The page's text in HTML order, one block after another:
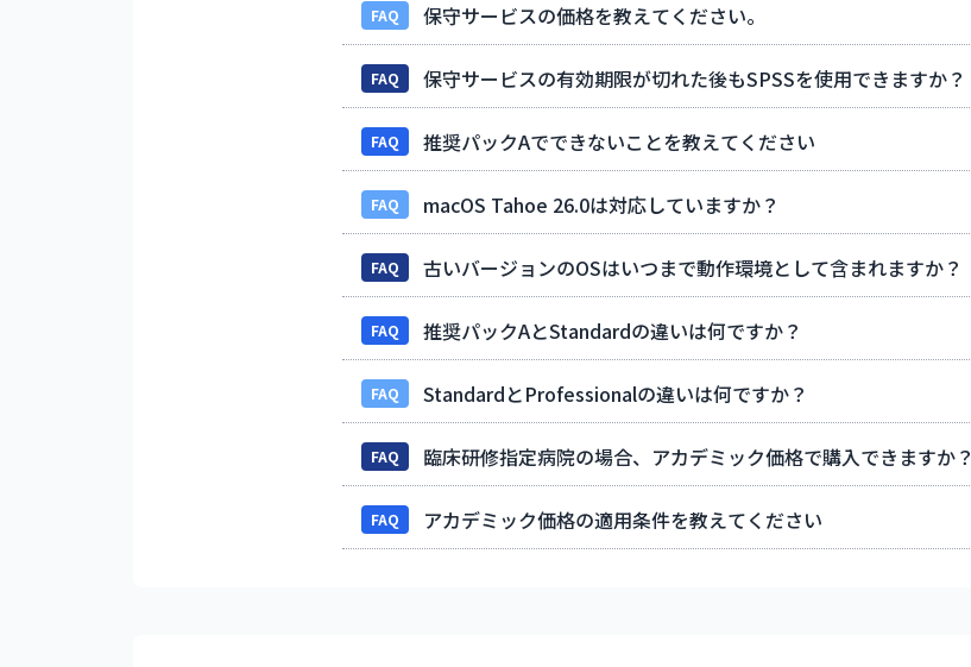
FAQ 保守サービスの価格を教えてください。
FAQ 保守サービスの有効期限が切れた後もSPSSを使用できますか？
FAQ 推奨パックAでできないことを教えてください
FAQ macOS Tahoe 26.0は対応していますか？
FAQ 古いバージョンのOSはいつまで動作環境として含まれますか？
FAQ 推奨パックAとStandardの違いは何ですか？
FAQ StandardとProfessionalの違いは何ですか？
FAQ 臨床研修指定病院の場合、アカデミック価格で購入できますか？
FAQ アカデミック価格の適用条件を教えてください